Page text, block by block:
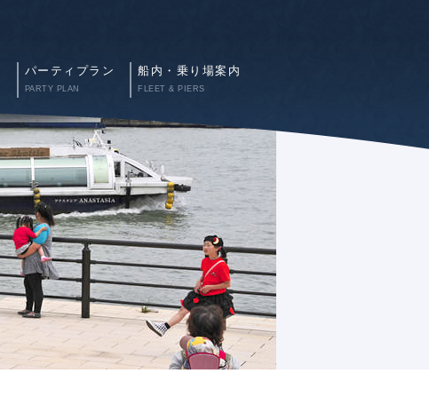
パーティプラン
PARTY PLAN
船内・乗り場案内
FLEET & PIERS